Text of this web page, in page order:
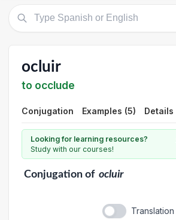
ocluir
to occlude
Conjugation Examples (5) Details
Looking for learning resources?
Study with our courses!
Conjugationof ocluir
Translation